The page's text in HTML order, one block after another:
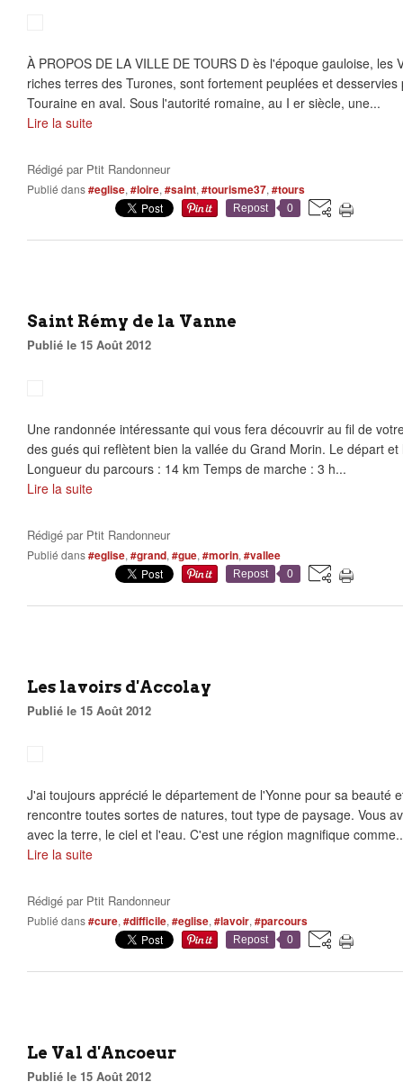
À PROPOS DE LA VILLE DE TOURS D ès l'époque gauloise, les
riches terres des Turones, sont fortement peuplées et
Touraine en aval. Sous l'autorité romaine, au I er siècle, une...
Lire la suite
Rédigé par Ptit Randonneur
Publié dans#eglise, #loire, #saint, #tourisme37, #tours
Repost 0
Saint Rémy de la Vanne
Publié le 15 Août 2012
Une randonnée intéressante qui vous fera découvrir au fil de
des gués qui reflètent bien la vallée du Grand Morin. Le départ
Longueur du parcours : 14 km Temps de marche : 3 h...
Lire la suite
Rédigé par Ptit Randonneur
Publié dans#eglise, #grand, #gue, #morin, #vallee
Repost 0
Les lavoirs d'Accolay
Publié le 15 Août 2012
J'ai toujours apprécié le département de l'Yonne pour sa beauté
rencontre toutes sortes de natures, tout type de paysage. Vous
avec la terre, le ciel et l'eau. C'est une région magnifique
Lire la suite
Rédigé par Ptit Randonneur
Publié dans#cure, #difficile, #eglise, #lavoir, #parcours
Repost 0
Le Val d'Ancoeur
Publié le 15 Août 2012